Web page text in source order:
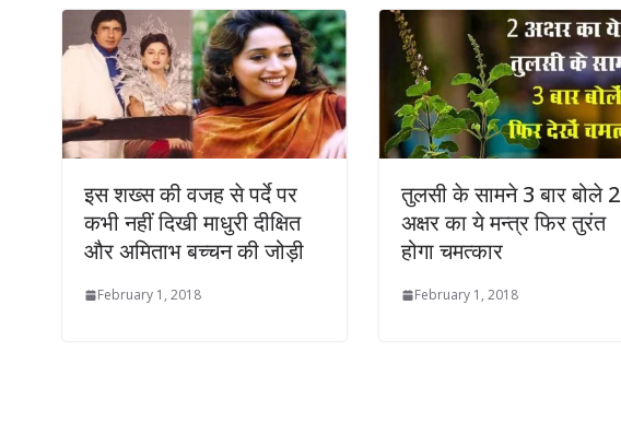
इस शख्‍स की वजह से पर्दे पर
कभी नहीं दिखी माधुरी दीक्षित
और अमिताभ बच्चन की जोड़ी
February 1, 2018
तुलसी के सामने 3 बार बोले 2
अक्षर का ये मन्त्र फिर तुरंत
होगा चमत्कार
February 1, 2018